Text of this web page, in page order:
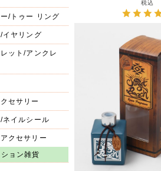
/トゥー リング
イヤリング
ット/アンクレ
セサリー
ネイルシール
クセサリー
ョン雑貨